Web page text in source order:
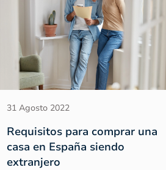
31 Agosto 2022
Requisitos para comprar una
casa en España siendo
extranjero